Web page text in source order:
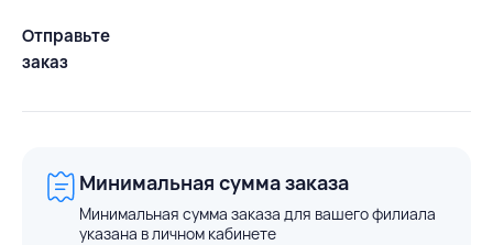
Отправьте
заказ
Минимальная сумма заказа
Минимальная сумма заказа для вашего филиала
указана в личном кабинете